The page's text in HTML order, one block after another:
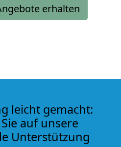
erhalten
leicht gemacht:
auf unsere
Unterstützung